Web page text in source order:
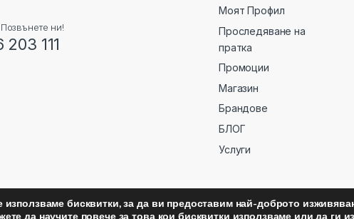
ни!
111
Моят Профил
Проследяване на
пратка
Промоции
Магазин
Брандове
БЛОГ
Услуги
използваме бисквитки, за да ви предоставим най-доброто